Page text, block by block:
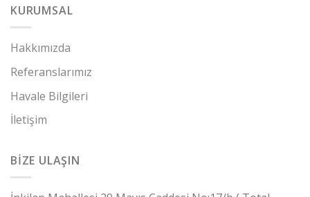
KURUMSAL
Hakkımızda
Referanslarımız
Havale Bilgileri
İletişim
BİZE ULAŞIN